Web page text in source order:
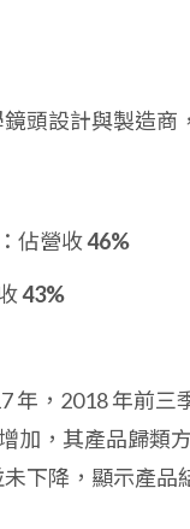
鏡頭設計與製造
：佔營收46%
43%
年，2018 年前
加，其產品歸類
下降，顯示產品